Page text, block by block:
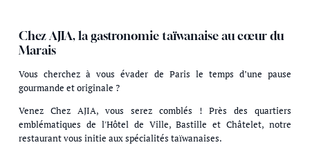
Chez AJIA, la gastronomie taïwanaise au cœur du
Marais
Vous cherchez à vous évader de Paris le temps d’une pause
gourmande et originale ?
Venez Chez AJIA, vous serez comblés ! Près des quartiers
emblématiques de l'Hôtel de Ville, Bastille et Châtelet, notre
restaurant vous initie aux spécialités taïwanaises.